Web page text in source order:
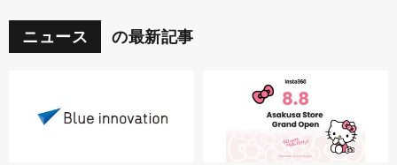
ニュース の最新記事